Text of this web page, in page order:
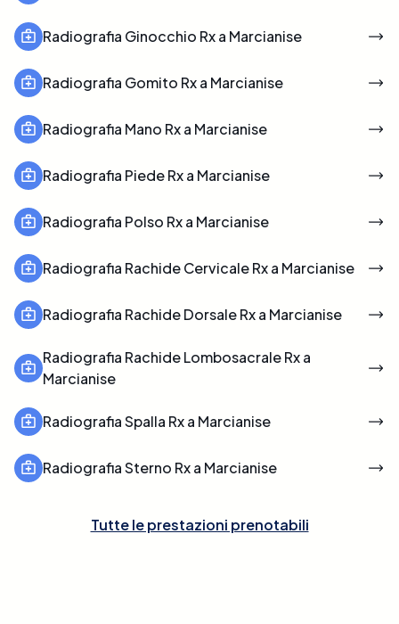
Radiografia Ginocchio Rx a Marcianise
Radiografia Gomito Rx a Marcianise
Radiografia Mano Rx a Marcianise
Radiografia Piede Rx a Marcianise
Radiografia Polso Rx a Marcianise
Radiografia Rachide Cervicale Rx a Marcianise
Radiografia Rachide Dorsale Rx a Marcianise
Radiografia Rachide Lombosacrale Rx a
Marcianise
Radiografia Spalla Rx a Marcianise
Radiografia Sterno Rx a Marcianise
Tutte le prestazioni prenotabili